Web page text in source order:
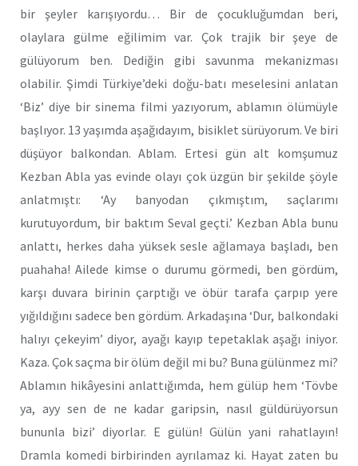
bir şeyler karışıyordu… Bir de çocukluğumdan beri,
olaylara gülme eğilimim var. Çok trajik bir şeye de
gülüyorum ben. Dediğin gibi savunma mekanizması
olabilir. Şimdi Türkiye’deki doğu-batı meselesini anlatan
‘Biz’ diye bir sinema filmi yazıyorum, ablamın ölümüyle
başlıyor. 13 yaşımda aşağıdayım, bisiklet sürüyorum. Ve biri
düşüyor balkondan. Ablam. Ertesi gün alt komşumuz
Kezban Abla yas evinde olayı çok üzgün bir şekilde şöyle
anlatmıştı: ‘Ay banyodan çıkmıştım, saçlarımı
kurutuyordum, bir baktım Seval geçti.’ Kezban Abla bunu
anlattı, herkes daha yüksek sesle ağlamaya başladı, ben
puahaha! Ailede kimse o durumu görmedi, ben gördüm,
karşı duvara birinin çarptığı ve öbür tarafa çarpıp yere
yığıldığını sadece ben gördüm. Arkadaşına ‘Dur, balkondaki
halıyı çekeyim’ diyor, ayağı kayıp tepetaklak aşağı iniyor.
Kaza. Çok saçma bir ölüm değil mi bu? Buna gülünmez mi?
Ablamın hikâyesini anlattığımda, hem gülüp hem ‘Tövbe
ya, ayy sen de ne kadar garipsin, nasıl güldürüyorsun
bununla bizi’ diyorlar. E gülün! Gülün yani rahatlayın!
Dramla komedi birbirinden ayrılamaz ki. Hayat zaten bu